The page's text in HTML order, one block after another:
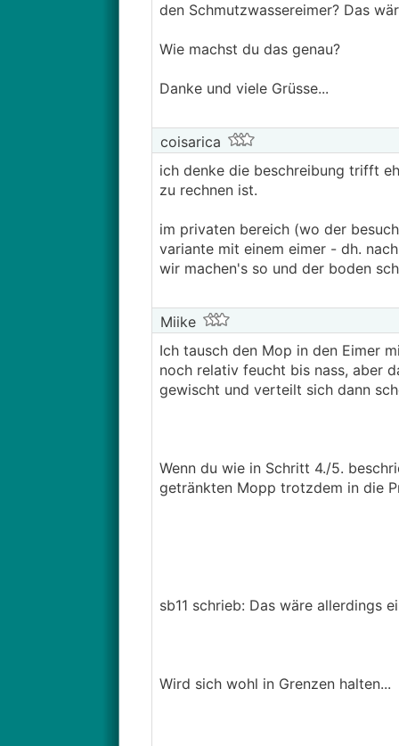
den Schmutzwassereimer? Das
Wie machst du das genau?
Danke und viele Grüsse...
coisarica
ich denke die beschreibung trifft
zu rechnen ist.
im privaten bereich (wo der
variante mit einem eimer - dh.
wir machen's so und der boden
Miike
Ich tausch den Mop in den Eimer
noch relativ feucht bis nass, aber
gewischt und verteilt sich dann
Wenn du wie in Schritt 4./5.
getränkten Mopp trotzdem in die
sb11 schrieb: Das wäre allerdings
Wird sich wohl in Grenzen halten...